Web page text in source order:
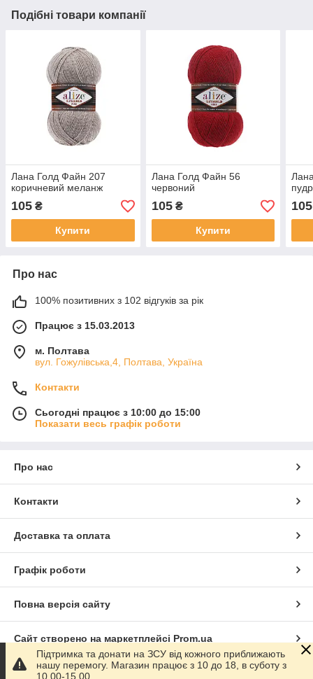
Подібні товари компанії
Лана Голд Файн 207
коричневий меланж
105 ₴
Купити
Лана Голд Файн 56
червоний
105₴
Купити
105
Про нас
100% позитивних з 102 відгуків за рік
Працює з 15.03.2013
м. Полтава
вул. Гожулівська,4, Полтава, Україна
Контакти
Сьогодні працює з 10:00 до 15:00
Показати весь графік роботи
Про нас
Контакти
Доставка та оплата
Графік роботи
Повна версія сайту
Сайт створено на маркетплейсі Prom.ua
Політика конфіденційності
Підтримка та донати на ЗСУ від кожного приближають
нашу перемогу. Магазин працює з 10 до 18, в суботу з
10.00-15.00